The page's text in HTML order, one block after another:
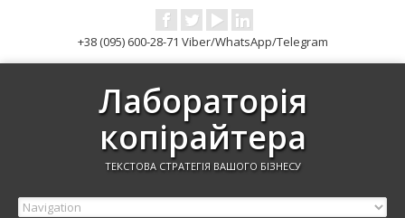
+38 (095) 600-28-71 Viber/WhatsApp/Telegram
Лабораторія
копірайтера
ТЕКСТОВА СТРАТЕГІЯ ВАШОГО БІЗНЕСУ